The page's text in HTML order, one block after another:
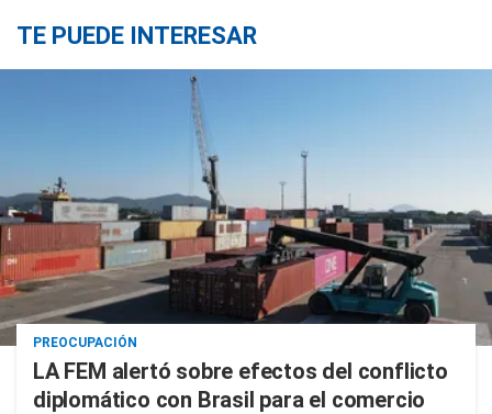
TE PUEDE INTERESAR
PREOCUPACIÓN
LA FEM alertó sobre efectos del conflicto
diplomático con Brasil para el comercio